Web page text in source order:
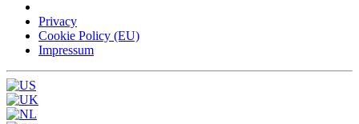
Privacy
Cookie Policy (EU)
Impressum